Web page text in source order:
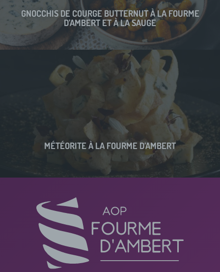
GNOCCHIS DE COURGE BUTTERNUT À LA FOURME
D’AMBERT ET À LA SAUGE
MÉTÉORITE À LA FOURME D’AMBERT